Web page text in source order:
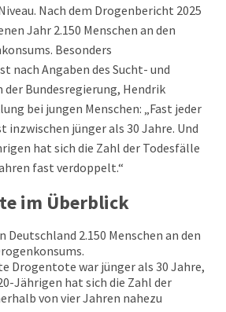
Nach dem Drogenbericht 2025
Jahr 2.150 Menschen an den
Besonders
nach Angaben des Sucht- und
Bundesregierung, Hendrik
bei jungen Menschen: „Fast jeder
jünger als 30 Jahre. Und
hat sich die Zahl der Todesfälle
fast verdoppelt.“
im Überblick
Deutschland 2.150 Menschen an den
Drogentote war jünger als 30 Jahre,
Jährigen hat sich die Zahl der
von vier Jahren nahezu